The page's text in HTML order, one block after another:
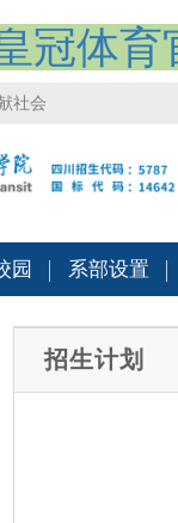
冠体育
社会
园 系部设置
招生计划